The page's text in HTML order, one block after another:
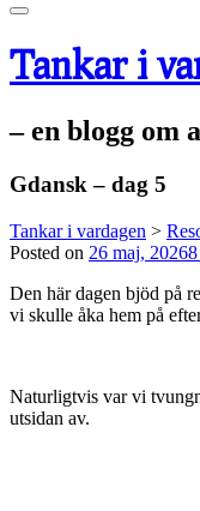
Tankar i
– en blogg om
Gdansk – dag 5
Tankar i vardagen >
Posted on 26 maj, 2026
Den här dagen bjöd på
vi skulle åka hem på
Naturligtvis var vi
utsidan av.